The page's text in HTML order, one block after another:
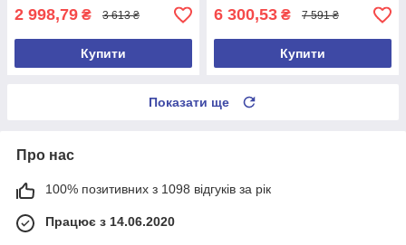
2 998,79 ₴ 3 613 ₴
Купити
6 300,53 ₴ 7 591 ₴
Купити
Показати ще
Про нас
100% позитивних з 1098 відгуків за рік
Працює з 14.06.2020